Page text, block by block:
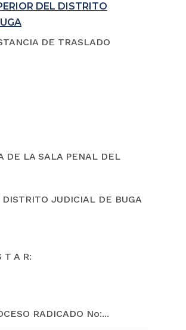
DEL DISTRITO
DE TRASLADO
DE LA SALA PENAL DEL
DISTRITO JUDICIAL DE BUGA
T A R:
RADICADO No:...